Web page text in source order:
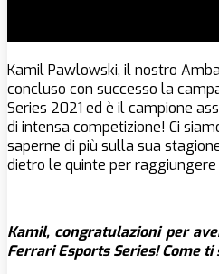
Kamil Pawlowski, il nostro
concluso con successo la
Series 2021 ed è il campione
di intensa competizione! Ci
saperne di più sulla sua
dietro le quinte per
Kamil, congratulazioniper
Ferrari Esports Series! Come